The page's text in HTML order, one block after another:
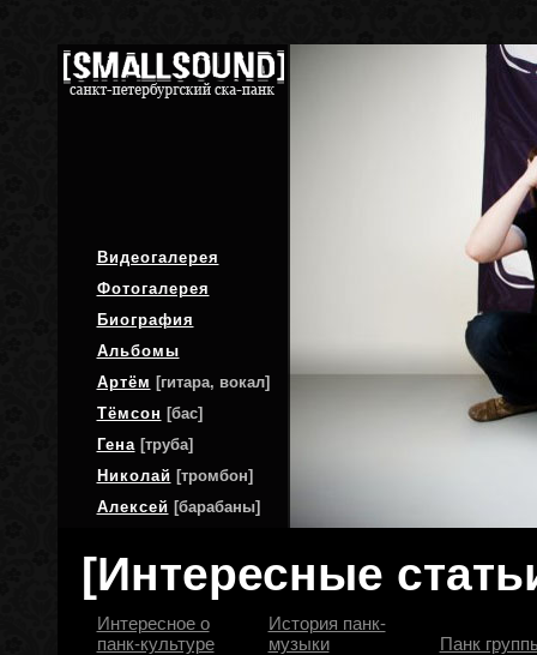
Видеогалерея
Фотогалерея
Биография
Альбомы
Артём [гитара, вокал]
Тёмсон [бас]
Гена[труба]
Николай [тромбон]
Алексей [барабаны]
[Интересные
Интересное о
панк-культуре
История панк-
музыки
Панк